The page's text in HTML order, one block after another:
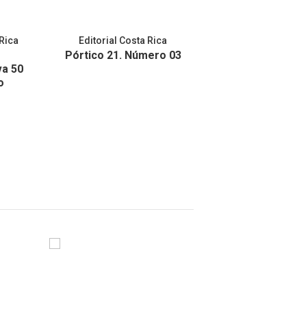
50
Editorial Costa Rica
Pórtico 21. Número 03